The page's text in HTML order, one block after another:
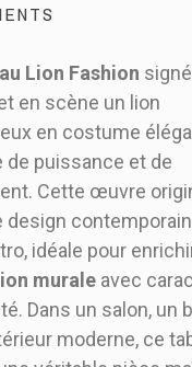
Lion Fashion signé
en scène un lion
en costume
de puissance et de
Cette œuvre
design
idéale pour
murale avec
Dans un salon, un
moderne, ce